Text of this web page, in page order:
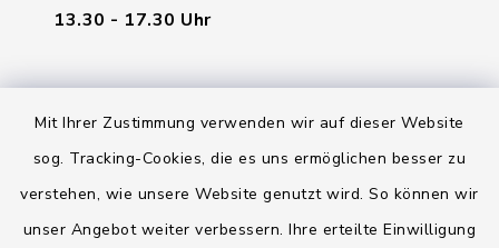
Mit Ihrer Zustimmung verwenden wir auf dieser Website
sog. Tracking-Cookies, die es uns ermöglichen besser zu
verstehen, wie unsere Website genutzt wird. So können wir
unser Angebot weiter verbessern. Ihre erteilte Einwilligung
13.30 - 17.30 Uhr
Quicklinks
Landratsamt Regensburg
Energiemonitor